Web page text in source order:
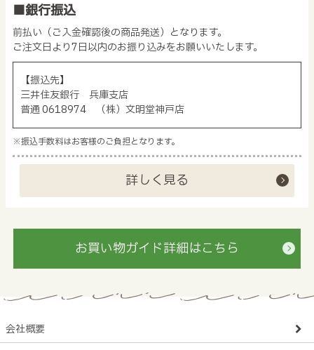
■銀行振込
前払い（ご入金確認後の商品発送）となります。
ご注文日より7日以内のお振り込みをお願いいたします。
【振込先】
三井住友銀行 兵庫支店
普通 0618974 （株）文明堂神戸店
※振込手数料はお客様のご負担となります。
詳しく見る
お買い物ガイド詳細はこちら
会社概要